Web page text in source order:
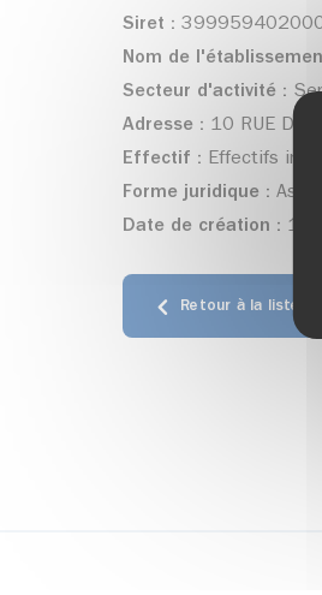
Siret :
Nom de
Secteur d'activité :
Adresse : 10 RUE DE
Effectif : Effectifs
Forme juridique :
Date de création : 19/
Retour à la liste